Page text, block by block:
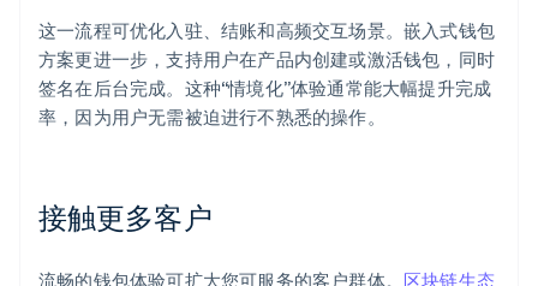
这一流程可优化入驻、结账和高频交互场景。嵌入式钱包
方案更进一步，支持用户在产品内创建或激活钱包，同时
签名在后台完成。这种“情境化”体验通常能大幅提升完成
率，因为用户无需被迫进行不熟悉的操作。
接触更多客户
流畅的钱包体验可扩大您可服务的客户群体。 区块链生态